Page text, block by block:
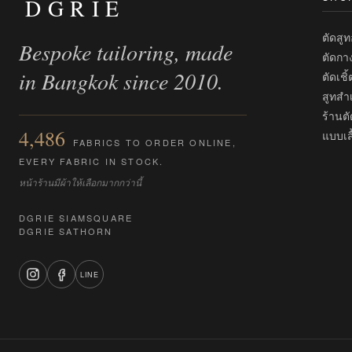
DGRIE
Bespoke tailoring, made
in Bangkok since 2010.
4,486
FABRICS TO ORDER ONLINE,
EVERY FABRIC IN STOCK.
หน้าร้านมีผ้าให้เลือกมากกว่านี้
DGRIE SIAMSQUARE
DGRIE SATHORN
LINE
ตัดสู
ตัดกา
ตัดเ
สูทสำ
ร้าน
แบบเ